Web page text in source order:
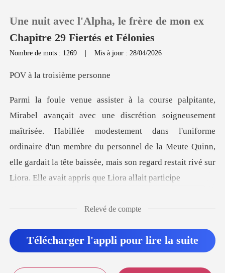
Recharger
Historique
Déconnexion
Une nuit avec l'Alpha, le frère de mon ex
Chapitre 29 Fiertés et Félonies
Nombre de mots : 1269 |Mis à jour : 28/04/2026
troisième
îtrisée. Habillée modestement dans l'uniforme
ordinaire d'un membre du personnel de la Meute Quinn,
elle ga
Relevé de compte
Télécharger l'appli pour lire la suite